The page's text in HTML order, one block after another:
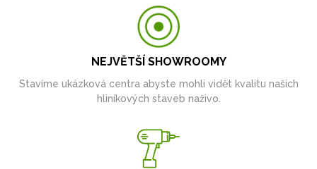
NEJVĚTŠÍ SHOWROOMY
Stavíme ukázková centra abyste mohli vidět kvalitu našich
hliníkových staveb naživo.